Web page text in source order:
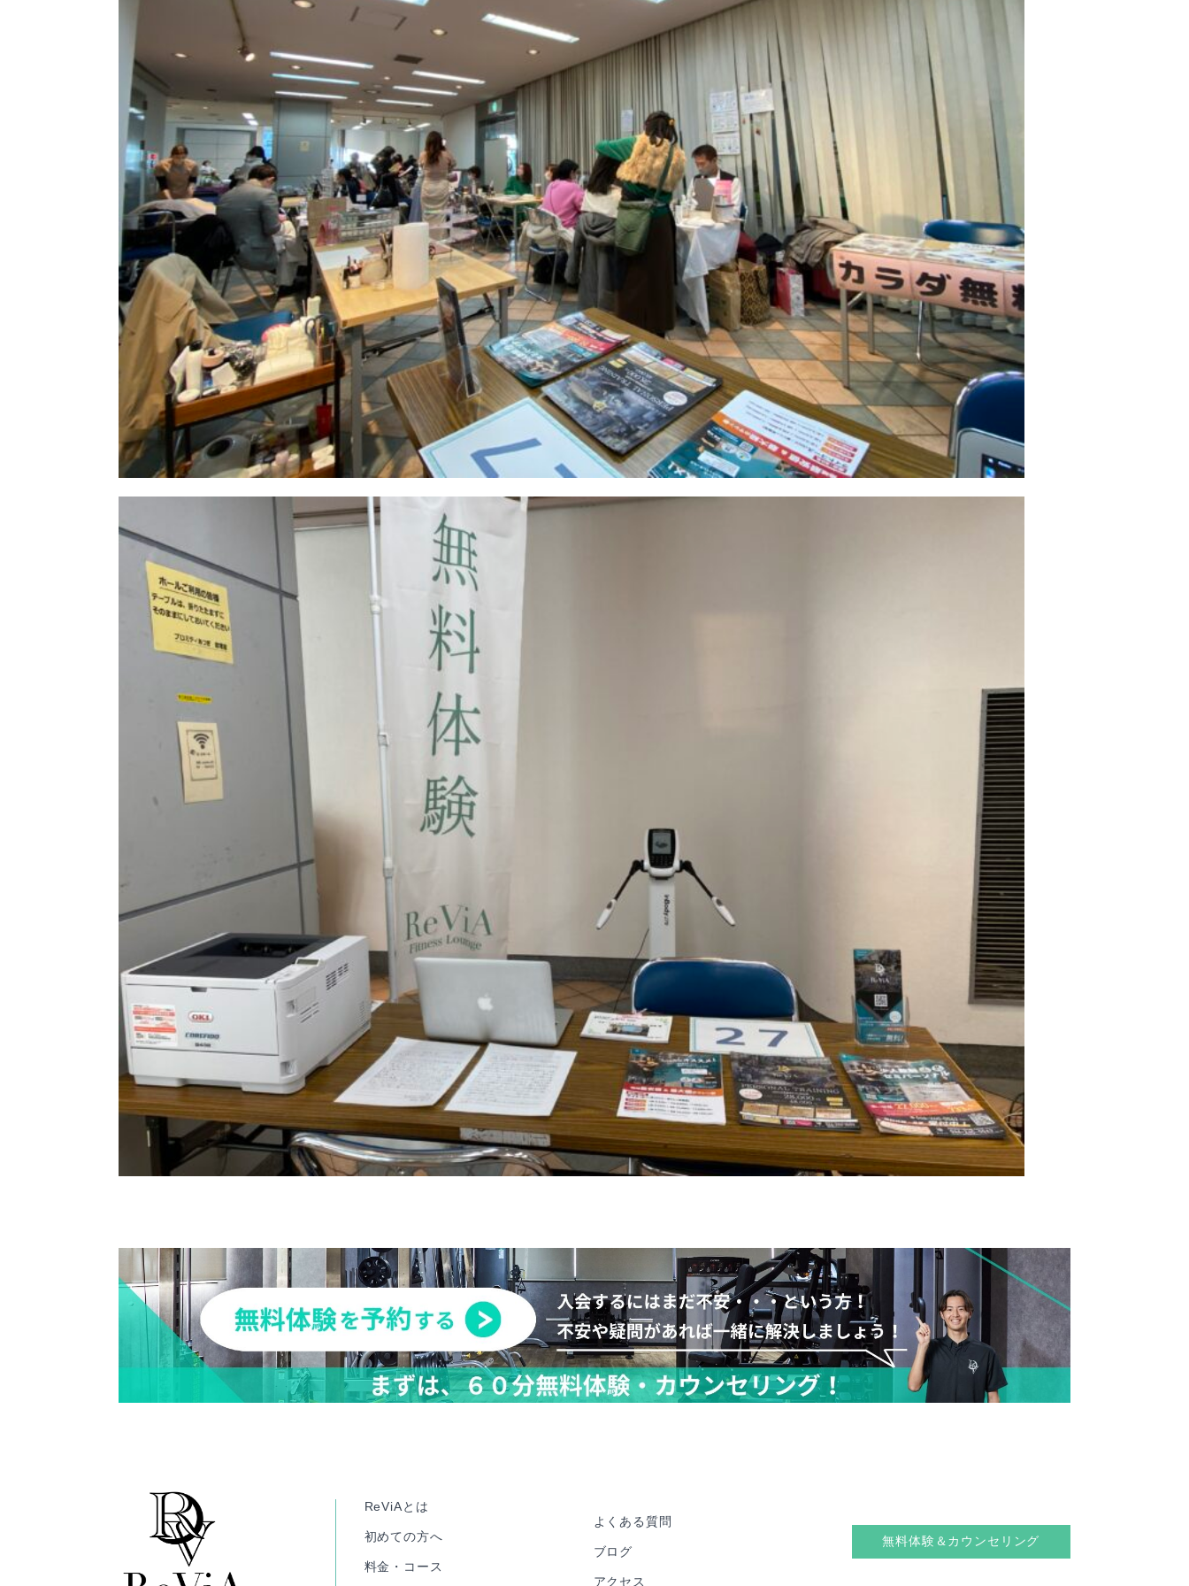
ReViAとは
初めての方へ
料金・コース
よくある質問
ブログ
アクセス
無料体験＆カウンセリング